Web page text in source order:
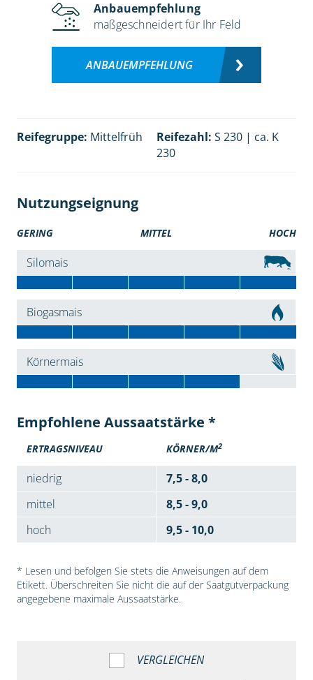
Anbauempfehlung
maßgeschneidert für Ihr Feld
ANBAUEMPFEHLUNG
Reifegruppe: Mittelfrüh Reifezahl: S 230 | ca. K
230
Nutzungseignung
GERING MITTEL HOCH
Silomais
Biogasmais
Körnermais
Empfohlene Aussaatstärke *
ERTRAGSNIVEAU KÖRNER/M2
niedrig
7,5 - 8,0
mittel
8,5 - 9,0
hoch
9,5 - 10,0
* Lesen und befolgen Sie stets die Anweisungen auf dem
Etikett. Überschreiten Sie nicht die auf der Saatgutverpackung
angegebene maximale Aussaatstärke.
VERGLEICHEN